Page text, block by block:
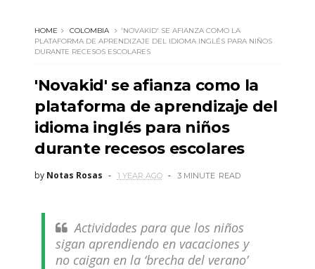
HOME COLOMBIA
'NOVAKID' SE AFIANZA COMO LA
PLATAFORMA DE APRENDIZAJE DEL IDIOMA INGLÉS PARA NIÑOS
DURANTE RECESOS ESCOLARES
'Novakid' se afianza como la
plataforma de aprendizaje del
idioma inglés para niños
durante recesos escolares
by Notas Rosas 1 YEAR AGO 3 MINUTE READ
Actividades para que los niños
sigan aprendiendo en vacaciones y
no caigan en la ‘brecha del verano’